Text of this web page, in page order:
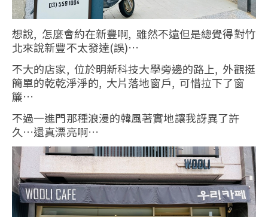
想說, 怎麼會約在新豐啊, 雖然不遠但是總覺得對竹
北來說新豐不太發達(誤)…
不大的店家, 位於明新科技大學旁邊的路上, 外觀挺
簡單的乾乾淨淨的, 大片落地窗戶, 可惜拉下了窗
簾…
不過一進門那種浪漫的韓風著實地讓我訝異了許
久…還真漂亮啊…